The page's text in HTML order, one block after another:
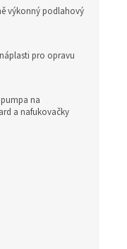
výkonný podlahový
pro opravu
na
a nafukovačky